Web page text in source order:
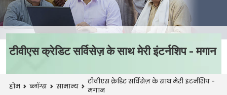
टीवीएस क्रेडिट सर्विसेज़ के साथ मेरी इंटर्नशिप - मगान
होम ब्लॉग्स सामान्य
टीवीएस क्रेडिट सर्विसेज़ के साथ मेरी इंटर्नशिप -
मगान